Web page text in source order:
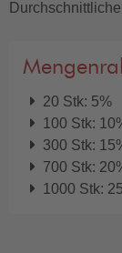
20 Stk: 5%
100 Stk:
300 Stk:
700 Stk:
1000 Stk: